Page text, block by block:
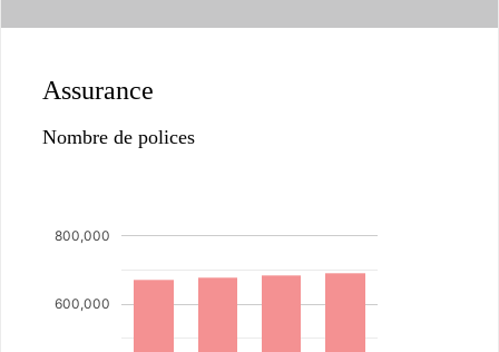
Assurance
Nombre de polices
600,000
800,000